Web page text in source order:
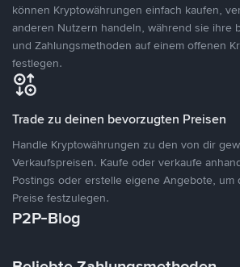
können Kryptowährungen einfach kaufen,
anderen Nutzern handeln, während sie ihre
und Zahlungsmethoden auf einem offenen
festlegen.
Trade zu deinen bevorzugten Preisen
Handle Kryptowährungen zu den von dir
Verkaufspreisen. Kaufe oder verkaufe
Postings oder erstelle eigene Angebote, um
Preise festzulegen.
P2P-Blog